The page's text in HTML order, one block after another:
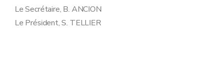
Le Secrétaire, B. ANCION
Le Président, S. TELLIER